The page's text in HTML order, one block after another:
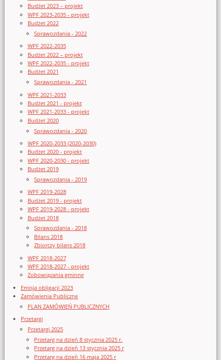
Budżet 2023 – projekt
WPF 2023-2035 - projekt
Budżet 2022
Sprawozdania - 2022
WPF 2022-2035
Budżet 2022 – projekt
WPF 2022-2035 - projekt
Budżet 2021
Sprawozdania - 2021
WPF 2021-2033
Budżet 2021 - projekt
WPF 2021-2033 - projekt
Budżet 2020
Sprawozdania - 2020
WPF 2020-2033 (2020-2030)
Budżet 2020 - projekt
WPF 2020-2030 - projekt
Budżet 2019
Sprawozdania - 2019
WPF 2019-2028
Budżet 2019 - projekt
WPF 2019-2028 - projekt
Budżet 2018
Sprawozdania - 2018
Bilans 2018
Zbiorczy bilans 2018
WPF 2018-2027
WPF 2018-2027 - projekt
Zobowiązania gminne
Emisja obligacji 2023
Zamówienia Publiczne
PLAN ZAMÓWIEŃ PUBLICZNYCH
Przetargi
Przetargi 2025
Przetarg na dzień 8 stycznia 2025 r.
Przetarg na dzień 13 stycznia 2025 r
Przetarg na dzień 16 maja 2025 r